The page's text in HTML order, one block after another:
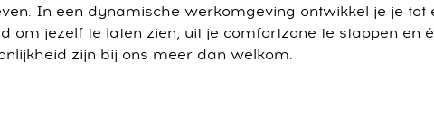
In een dynamische werkomgeving ontwikkel je je tot
om jezelf te laten zien, uit je comfortzone te stappen en
zijn bij ons meer dan welkom.